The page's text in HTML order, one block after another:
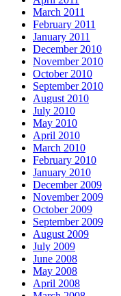
March 2011
February 2011
January 2011
December 2010
November 2010
October 2010
September 2010
August 2010
July 2010
May 2010
April 2010
March 2010
February 2010
January 2010
December 2009
November 2009
October 2009
September 2009
August 2009
July 2009
June 2008
May 2008
April 2008